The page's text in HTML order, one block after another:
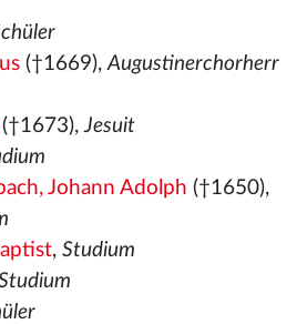
(†1669),Augustinerchorherr
Jesuit
Johann Adolph (†1650),
, Studium